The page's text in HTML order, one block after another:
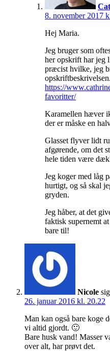
8. november 2017
Hej Maria.
Jeg bruger som
her opskrift har jeg
præcist hvilke, jeg
opskriftbeskrivelsen.
https://
favoritter/
Karamellen hæver
der er måske en
Glasset flyver lidt
afgørende, om det
hele tiden være
Jeg koger med låg
hurtigt, og så skal
gryden.
Jeg håber, at det
faktisk supernemt
bare til!
Nicole
26. januar 2016 kl. 20.22
Man kan også bare koge
vi altid gjordt. 🙂
Bare husk vand! Masser
over alt, har prøvt det.